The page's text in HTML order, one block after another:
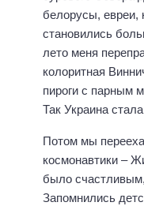
белорусы, евреи,
становились
лето меня
колоритная
пироги с парным
Так Украина
Потом мы
космонавтики –
было
Запомнились